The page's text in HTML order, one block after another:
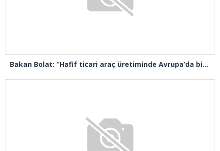
Bakan Bolat: “Hafif ticari araç üretiminde Avrupa’da birinci sıradayız”